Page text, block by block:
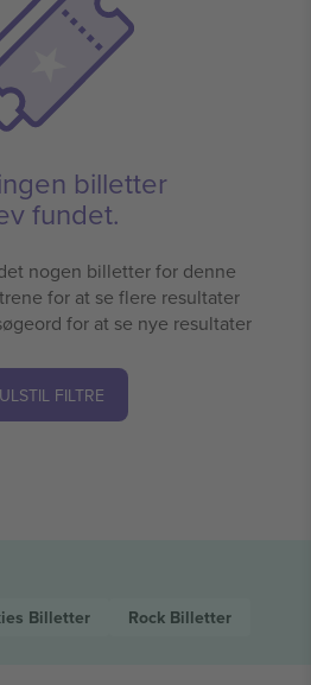
billetter
fundet.
nogen billetter for denne
for at se flere resultater
for at se nye resultater
FILTRE
Billetter Rock Billetter